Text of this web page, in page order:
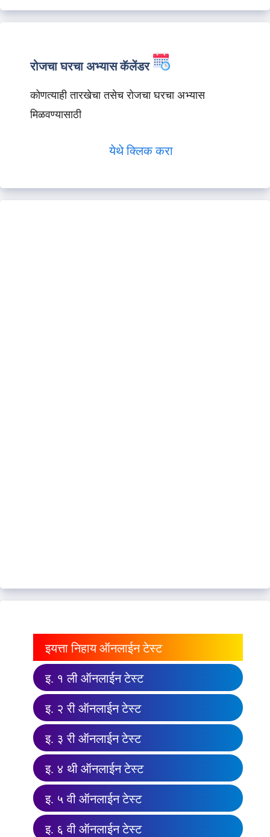
रोजचा घरचा अभ्यास कॅलेंडर
कोणत्याही तारखेचा तसेच रोजचा घरचा अभ्यास
मिळवण्यासाठी
येथे क्लिक करा
इयत्ता निहाय ऑनलाईन टेस्ट
इ. १ ली ऑनलाईन टेस्ट
इ. २ री ऑनलाईन टेस्ट
इ. ३ री ऑनलाईन टेस्ट
इ. ४ थी ऑनलाईन टेस्ट
इ. ५ वी ऑनलाईन टेस्ट
इ. ६ वी ऑनलाईन टेस्ट